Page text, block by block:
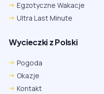
Egzotyczne Wakacje
Ultra Last Minute
Wycieczki z Polski
Pogoda
Okazje
Kontakt